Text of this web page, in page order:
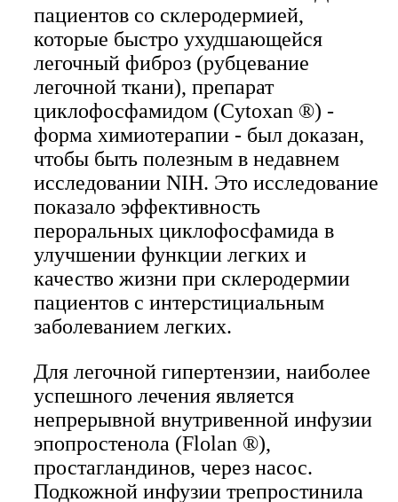
пациентов со склеродермией,
которые быстро ухудшающейся
легочный фиброз (рубцевание
легочной ткани), препарат
циклофосфамидом (Cytoxan ®) -
форма химиотерапии - был доказан,
чтобы быть полезным в недавнем
исследовании NIH. Это исследование
показало эффективность
пероральных циклофосфамида в
улучшении функции легких и
качество жизни при склеродермии
пациентов с интерстициальным
заболеванием легких.
Для легочной гипертензии, наиболее
успешного лечения является
непрерывной внутривенной инфузии
эпопростенола (Flolan ®),
простагландинов, через насос.
Подкожной инфузии трепростинила